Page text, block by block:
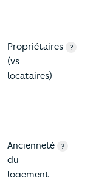
Propriétaires
(vs.
locataires)
?
Ancienneté
du
logement
?